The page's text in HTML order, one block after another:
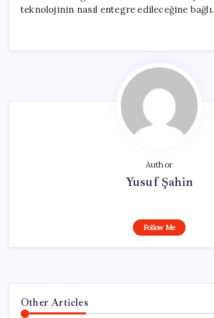
teknolojinin nasıl entegre edileceğine bağlı.
Author
Yusuf Şahin
Follow Me
Other Articles